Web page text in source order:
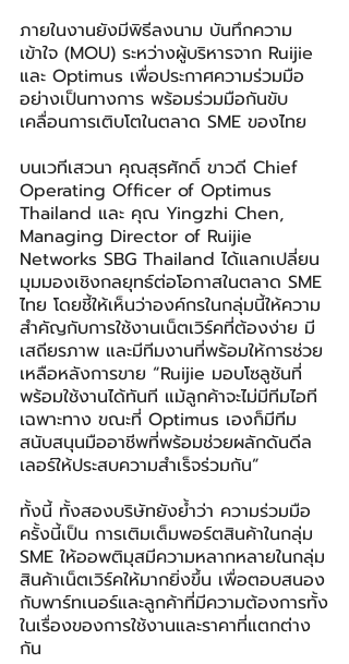
ภายในงานยังมีพิธีลงนาม บันทึกความ
เข้าใจ (MOU) ระหว่างผู้บริหารจาก Ruijie
และ Optimus เพื่อประกาศความร่วมมือ
อย่างเป็นทางการ พร้อมร่วมมือกันขับ
เคลื่อนการเติบโตในตลาด SME ของไทย
บนเวทีเสวนา คุณสุรศักดิ์ ขาวดี Chief
Operating Officer of Optimus
Thailand และ คุณ Yingzhi Chen,
Managing Director of Ruijie
Networks SBG Thailand ได้แลกเปลี่ยน
มุมมองเชิงกลยุทธ์ต่อโอกาสในตลาด SME
ไทย โดยชี้ให้เห็นว่าองค์กรในกลุ่มนี้ให้ความ
สำคัญกับการใช้งานเน็ตเวิร์คที่ต้องง่าย มี
เสถียรภาพ และมีทีมงานที่พร้อมให้การช่วย
เหลือหลังการขาย “Ruijie มอบโซลูชันที่
พร้อมใช้งานได้ทันที แม้ลูกค้าจะไม่มีทีมไอที
เฉพาะทาง ขณะที่ Optimus เองก็มีทีม
สนับสนุนมืออาชีพที่พร้อมช่วยผลักดันดีล
เลอร์ให้ประสบความสำเร็จร่วมกัน”
ทั้งนี้ ทั้งสองบริษัทยังย้ำว่า ความร่วมมือ
ครั้งนี้เป็น การเติมเต็มพอร์ตสินค้าในกลุ่ม
SME ให้ออพติมุสมีความหลากหลายในกลุ่ม
สินค้าเน็ตเวิร์คให้มากยิ่งขึ้น เพื่อตอบสนอง
กับพาร์ทเนอร์และลูกค้าที่มีความต้องการทั้ง
ในเรื่องของการใช้งานและราคาที่แตกต่าง
กัน